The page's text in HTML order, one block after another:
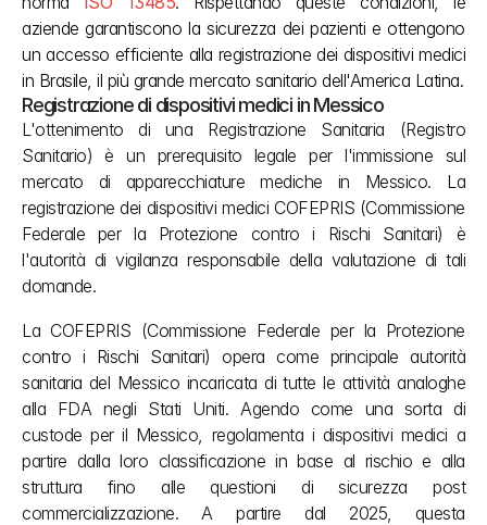
aziende garantiscono la sicurezza dei pazienti e ottengono
un accesso efficiente alla registrazione dei dispositivi medici
in Brasile, il più grande mercato sanitario dell'America Latina.
Registrazione di dispositivi medici in Messico
L'ottenimento di una Registrazione Sanitaria (Registro
Sanitario) è un prerequisito legale per l'immissione sul
mercato di apparecchiature mediche in Messico. La
registrazione dei dispositivi medici COFEPRIS (Commissione
Federale per la Protezione contro i Rischi Sanitari) è
l'autorità di vigilanza responsabile della valutazione di tali
domande.
La COFEPRIS (Commissione Federale per la Protezione
contro i Rischi Sanitari) opera come principale autorità
sanitaria del Messico incaricata di tutte le attività analoghe
alla FDA negli Stati Uniti. Agendo come una sorta di
custode per il Messico, regolamenta i dispositivi medici a
partire dalla loro classificazione in base al rischio e alla
struttura fino alle questioni di sicurezza post
commercializzazione. A partire dal 2025, questa